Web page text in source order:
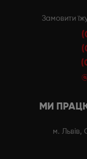
Замовити
МИ
м. Львів,